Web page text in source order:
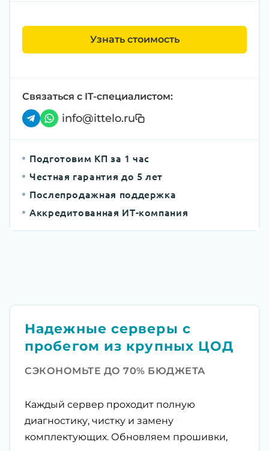
Узнать стоимость
Связаться с IT-специалистом:
info@ittelo.ru
Подготовим КП за 1 час
Честная гарантия до 5 лет
Послепродажная поддержка
Аккредитованная ИТ-компания
Надежные серверы с
пробегом из крупных ЦОД
СЭКОНОМЬТЕ ДО 70% БЮДЖЕТА
Каждый сервер проходит полную
диагностику, чистку и замену
комплектующих. Обновляем прошивки,